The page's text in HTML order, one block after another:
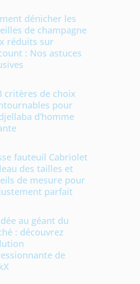
dénicher les
de champagne
réduits sur
: Nos astuces
critères de choix
pour
d’homme
fauteuil Cabriolet
des tailles et
de mesure pour
parfait
au géant du
: découvrez
de